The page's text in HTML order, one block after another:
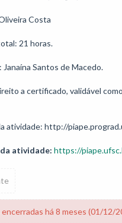
Costa
21 horas.
Santos de Macedo.
a certificado, validável
atividade: http://
atividade: https://
há 8 meses (01/12/